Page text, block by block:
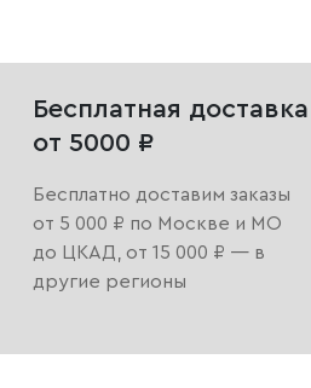
Бесплатная доставка
от 5000 ₽
Бесплатно доставим заказы
от 5 000 ₽ по Москве и МО
до ЦКАД, от 15 000 ₽ — в
другие регионы